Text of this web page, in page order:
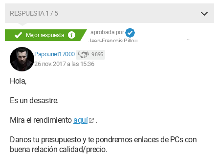
RESPUESTA 1 / 5
Mejor respuesta
aprobada por
Jean-François Pillou
Papounet17000 9 895
26 nov. 2017 a las 15:36
Hola,
Es un desastre.
Mira el rendimiento aquí .
Danos tu presupuesto y te pondremos enlaces de PCs con
buena relación calidad/precio.